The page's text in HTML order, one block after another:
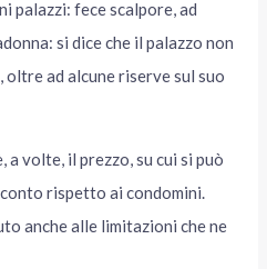
palazzi: fece scalpore, ad
si dice che il palazzo non
ad alcune riserve sul suo
volte, il prezzo, su cui si può
rispetto ai condomini.
anche alle limitazioni che ne